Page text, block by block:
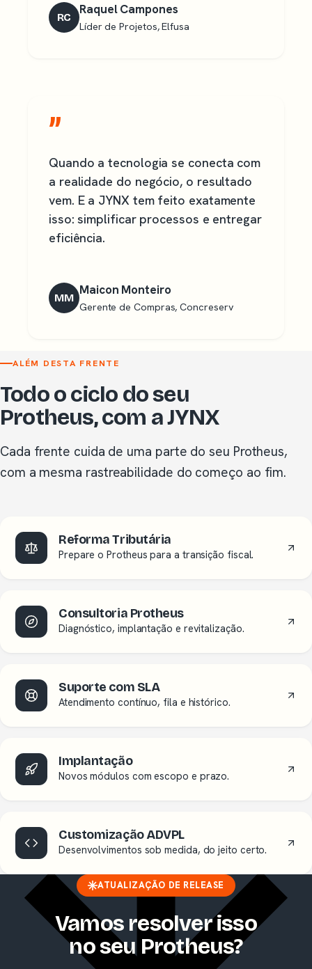
RC
Raquel Campones
Líder de Projetos, Elfusa
”
Quando a tecnologia se conecta com
a realidade do negócio, o resultado
vem. E a JYNX tem feito exatamente
isso: simplificar processos e entregar
eficiência.
MM
Maicon Monteiro
Gerente de Compras, Concreserv
ALÉM DESTA FRENTE
Todo o ciclo do seu
Protheus, com a JYNX
Cada frente cuida de uma parte do seu Protheus,
com a mesma rastreabilidade do começo ao fim.
Reforma Tributária
Prepare o Protheus para a transição fiscal.
Consultoria Protheus
Diagnóstico, implantação e revitalização.
Suporte com SLA
Atendimento contínuo, fila e histórico.
Implantação
Novos módulos com escopo e prazo.
Customização ADVPL
Desenvolvimentos sob medida, do jeito certo.
ATUALIZAÇÃO DE RELEASE
Vamos resolver isso
no seu Protheus?